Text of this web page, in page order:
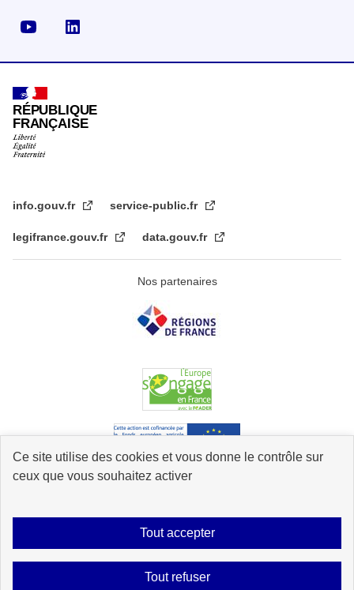
Ce site utilise des cookies et vous donne le contrôle sur
ceux que vous souhaitez activer
Tout accepter
Tout refuser
Visiter la page YouTube
RÉPUBLIQUE
FRANÇAISE
info.gouv.fr service-public.fr
legifrance.gouv.fr data.gouv.fr
Nos partenaires
Accessibilité : partiellement conforme Mentions légales
personnelles Plan du site Contact Glossaire